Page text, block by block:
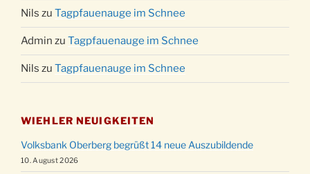
Nils zu Tagpfauenauge im Schnee
Admin zu Tagpfauenauge im Schnee
Nils zu Tagpfauenauge im Schnee
WIEHLER NEUIGKEITEN
Volksbank Oberberg begrüßt 14 neue Auszubildende
10. August 2026